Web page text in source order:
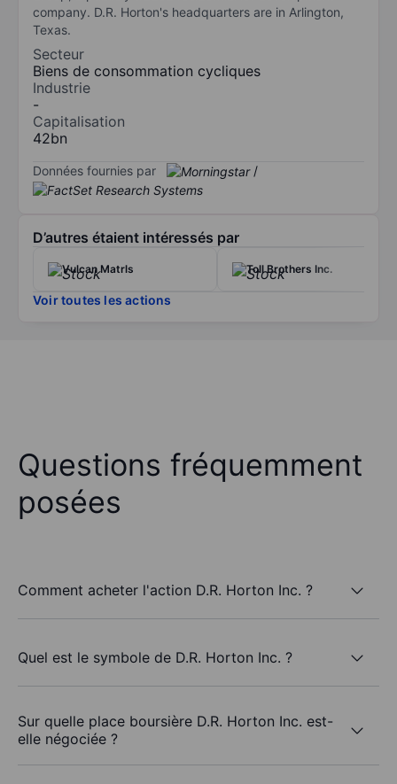
company. D.R. Horton's headquarters are in Arlington,
Texas.
Secteur
Biens de consommation cycliques
Industrie
-
Capitalisation
42bn
Données fournies par /
D’autres étaient intéressés par
Vulcan Matrls Toll Brothers Inc.
Voir toutes les actions
Questions fréquemment
posées
Comment acheter l'action D.R. Horton Inc. ?
Quel est le symbole de D.R. Horton Inc. ?
Sur quelle place boursière D.R. Horton Inc. est-
elle négociée ?